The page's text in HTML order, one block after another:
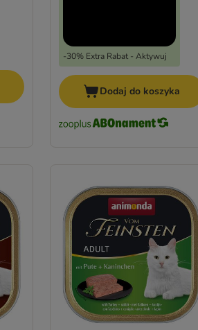
-30% Extra Rabat - Aktywuj
Dodaj do koszyka